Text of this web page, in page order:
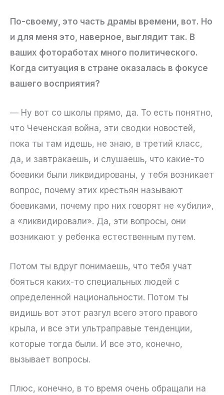
По-своему, это часть драмы времени, вот. Но
и для меня это, наверное, выглядит так. В
ваших фотоработах много политического.
Когда ситуация в стране оказалась в фокусе
вашего восприятия?
— Ну вот со школы прямо, да. То есть понятно,
что Чеченская война, эти сводки новостей,
пока ты там идешь, не знаю, в третий класс,
да, и завтракаешь, и слушаешь, что какие-то
боевики были ликвидированы, у тебя возникает
вопрос, почему этих крестьян называют
боевиками, почему про них говорят не «убили»,
а «ликвидировали». Да, эти вопросы, они
возникают у ребенка естественным путем.
Потом ты вдруг понимаешь, что тебя учат
бояться каких-то специальных людей с
определенной национальности. Потом ты
видишь вот этот разгул всего этого правого
крыла, и все эти ультраправые тенденции,
которые тогда были. И все это, конечно,
вызывает вопросы.
Плюс, конечно, в то время очень обращали на